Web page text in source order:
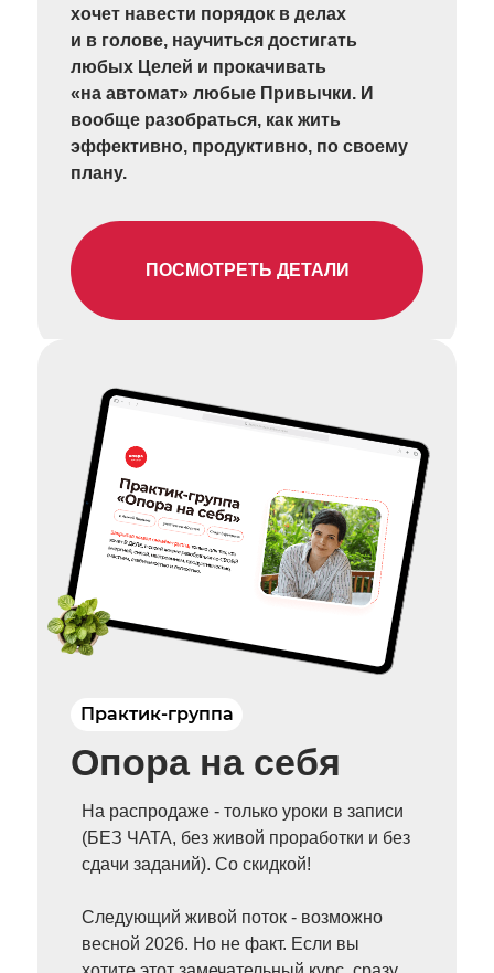
хочет навести порядок в делах
и в голове, научиться достигать
любых Целей и прокачивать
«на автомат» любые Привычки. И
вообще разобраться, как жить
эффективно, продуктивно, по своему
плану.
ПОСМОТРЕТЬ ДЕТАЛИ
Опора на себя
На распродаже - только уроки в записи
(БЕЗ ЧАТА, без живой проработки и без
сдачи заданий). Со скидкой!
Следующий живой поток - возможно
весной 2026. Но не факт. Если вы
Практик-группа